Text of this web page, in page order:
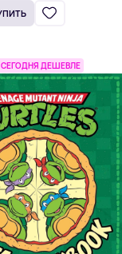
СЕГОДНЯ ДЕШЕВЛЕ